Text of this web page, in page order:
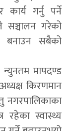
गर्नु पर्ने
सञ्चालन गरेको
बनाउन सबैको
न्युनतम मापदण्ड
किरणमान
नगरपालिकाका
रहेका स्वास्थ्य